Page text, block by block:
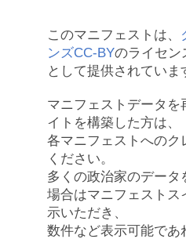
このマニフェストは、
ンズCC-BYのライセン
として提供されていま
マニフェストデータを
イトを構築した方は、
各マニフェストへのク
ください。
多くの政治家のデータ
場合はマニフェストス
示いただき、
数件など表示可能であ